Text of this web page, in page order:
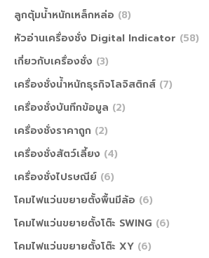
ลูกตุ้มน้ำหนักเหล็กหล่อ (8)
หัวอ่านเครื่องชั่ง Digital Indicator (58)
เกี่ยวกับเครื่องชั่ง (3)
เครื่องชั่งน้ำหนักธุรกิจโลจิสติกส์ (7)
เครื่องชั่งบันทึกข้อมูล (2)
เครื่องชั่งราคาถูก (2)
เครื่องชั่งสัตว์เลี้ยง (4)
เครื่องชั่งไปรษณีย์ (6)
โคมไฟแว่นขยายตั้งพื้นมีล้อ (6)
โคมไฟแว่นขยายตั้งโต๊ะ SWING (6)
โคมไฟแว่นขยายตั้งโต๊ะ XY (6)